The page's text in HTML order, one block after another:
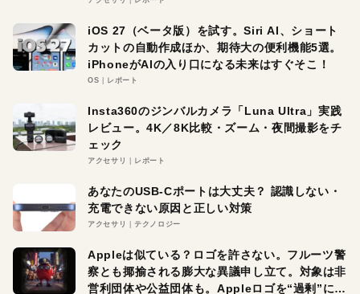
iOS 27（ベータ版）を試す。Siri AI、ショート
カットの自動作成ほか、期待大の便利機能5選。
iPhoneがAIの入り口になる未来はすぐそこ！
OS レポート
Insta360のジンバルカメラ「Luna Ultra」実践
レビュー。4K／8K比較・ズーム・夜間撮影をチ
ェック
アクセサリ レポート
あなたのUSB-Cポートは大丈夫？ 認識しない・
充電できない原因と正しい対策
アクセサリ テクノロジー
Appleは似ている？ロゴを許さない。フルーツ警
察とも揶揄される膨大な異議申し立て。対象は非
営利団体や公益団体も。Appleロゴを“過剰”に守